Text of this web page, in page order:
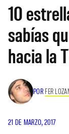
10
sabías
hacia la
POR FER
21 DE MARZO, 2017